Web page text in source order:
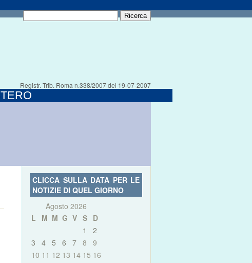
Registr. Trib. Roma n.338/2007 del 19-07-2007
CLICCA SULLA DATA PER LE
NOTIZIE DI QUEL GIORNO
Agosto 2026
L
M M G V S D
1
2
3
4 5 6 7 8
9
10 11 12 13 14 15 16